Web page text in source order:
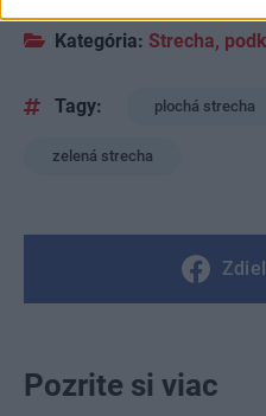
Kategória: Strecha,
Tagy: plochá strecha
zelená strecha
Pozrite si viac